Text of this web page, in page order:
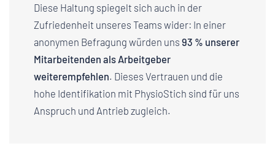
Diese Haltung spiegelt sich auch in der
Zufriedenheit unseres Teams wider: In einer
anonymen Befragung würden uns 93 % unserer
Mitarbeitenden als Arbeitgeber
weiterempfehlen. Dieses Vertrauen und die
hohe Identifikation mit PhysioStich sind für uns
Anspruch und Antrieb zugleich.